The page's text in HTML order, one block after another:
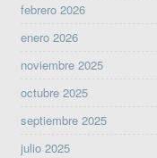
febrero 2026
enero 2026
noviembre 2025
octubre 2025
septiembre 2025
julio 2025